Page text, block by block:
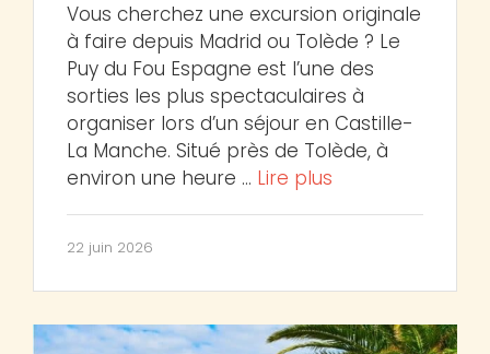
Vous cherchez une excursion originale
à faire depuis Madrid ou Tolède ? Le
Puy du Fou Espagne est l’une des
sorties les plus spectaculaires à
organiser lors d’un séjour en Castille-
La Manche. Situé près de Tolède, à
environ une heure … Lire plus
22 juin 2026